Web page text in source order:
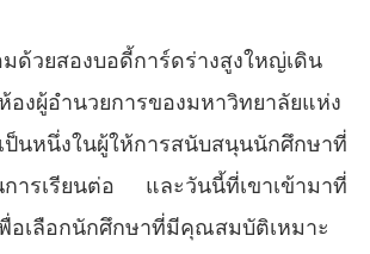
มด้วยสองบอดี้การ์ดร่างสูงใหญ่เดิน
องผู้อำนวยการของมหาวิทยาลัยแห่ง
นหนึ่งในผู้ให้การสนับสนุนนักศึกษาที่
ารเรียนต่อ และวันนี้ที่เขาเข้ามาที่
อเลือกนักศึกษาที่มีคุณสมบัติเหมาะ